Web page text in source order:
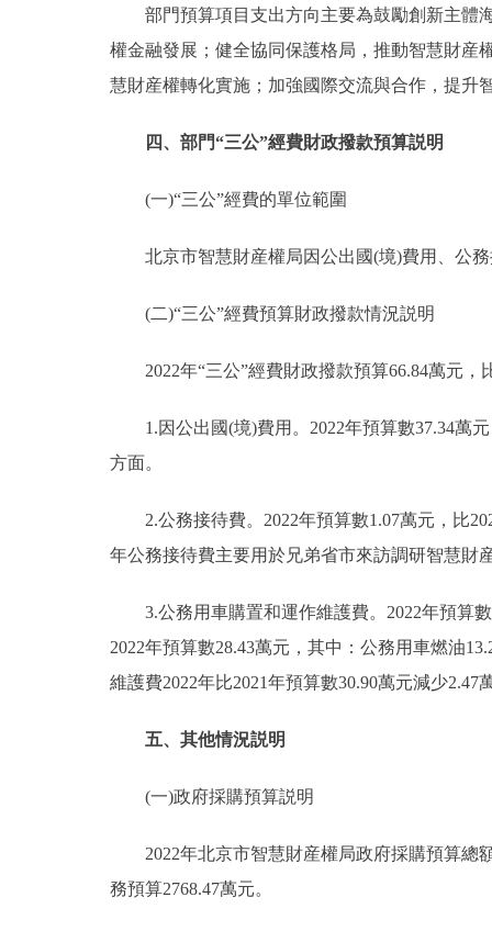
部門預算項目支出方向主要為鼓勵創新主體海
權金融發展；健全協同保護格局，推動智慧財産
慧財産權轉化實施；加強國際交流與合作，提升
四、部門“三公”經費財政撥款預算説明
(一)“三公”經費的單位範圍
北京市智慧財産權局因公出國(境)費用、公務
(二)“三公”經費預算財政撥款情況説明
2022年“三公”經費財政撥款預算66.84萬元，
1.因公出國(境)費用。2022年預算數37.34萬元
方面。
2.公務接待費。2022年預算數1.07萬元，比
年公務接待費主要用於兄弟省市來訪調研智慧財
3.公務用車購置和運作維護費。2022年預算數
2022年預算數28.43萬元，其中：公務用車燃油
維護費2022年比2021年預算數30.90萬元減少
五、其他情況説明
(一)政府採購預算説明
2022年北京市智慧財産權局政府採購預算總額
務預算2768.47萬元。